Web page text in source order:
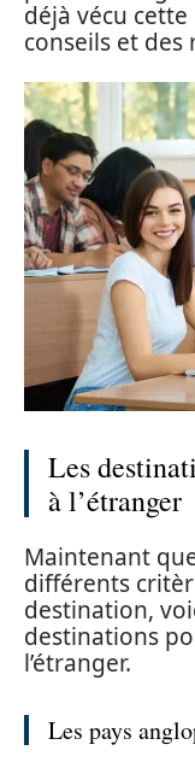
déjà vécu
conseils et des
Les
à l’étranger
Maintenant
différents
destination,
destinations
l’étranger.
Les pays